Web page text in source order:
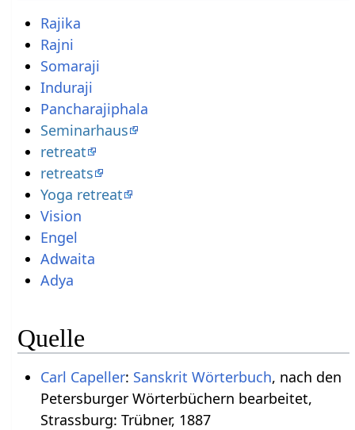
Rajika
Rajni
Somaraji
Induraji
Pancharajiphala
Seminarhaus
retreat
retreats
Yoga retreat
Vision
Engel
Adwaita
Adya
Quelle
Carl Capeller: Sanskrit Wörterbuch, nach den
Petersburger Wörterbüchern bearbeitet,
Strassburg: Trübner, 1887